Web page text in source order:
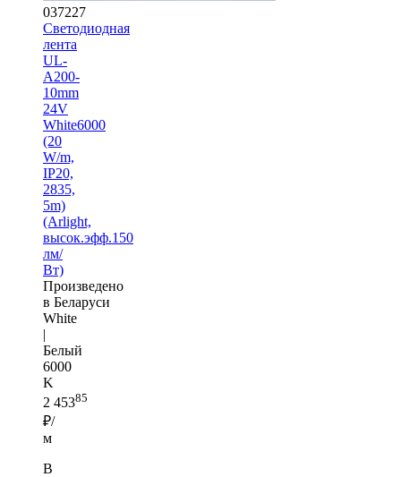
037227
Светодиодная
лента
UL-
A200-
10mm
24V
White6000
(20
W/m,
IP20,
2835,
5m)
(Arlight,
высок.эфф.150
лм/
Вт)
Произведено
в Беларуси
White
|
Белый
6000
K
2 45385
₽/
м
В